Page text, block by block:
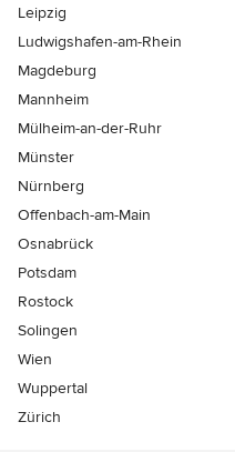
Leipzig
Ludwigshafen-am-Rhein
Magdeburg
Mannheim
Mülheim-an-der-Ruhr
Münster
Nürnberg
Offenbach-am-Main
Osnabrück
Potsdam
Rostock
Solingen
Wien
Wuppertal
Zürich